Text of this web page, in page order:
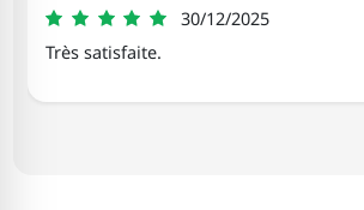
Beatrice
30/12/2025
5
Très satisfaite.